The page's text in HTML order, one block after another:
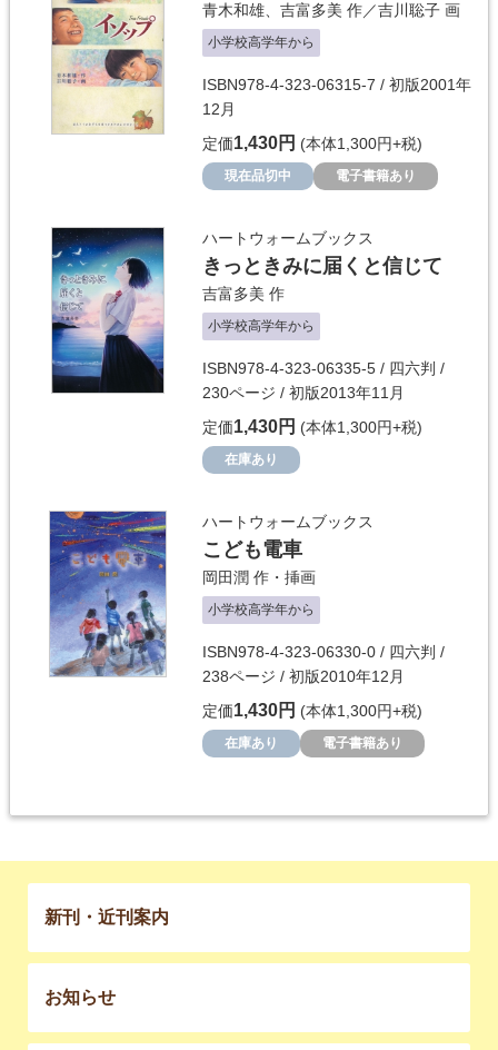
青木和雄 吉富多美 作／吉川聡子 画
小学校高学年から
ISBN978-4-323-06315-7 / 初版2001年
12月
定価1,430円 (本体1,300円+税)
現在品切中 電子書籍あり
ハートウォームブックス
きっときみに届くと信じて
吉富多美 作
小学校高学年から
ISBN978-4-323-06335-5 / 四六判 /
230ページ / 初版2013年11月
定価1,430円 (本体1,300円+税)
在庫あり
ハートウォームブックス
こども電車
岡田潤 作・挿画
小学校高学年から
ISBN978-4-323-06330-0 / 四六判 /
238ページ / 初版2010年12月
定価1,430円 (本体1,300円+税)
在庫あり 電子書籍あり
新刊・近刊案内
お知らせ